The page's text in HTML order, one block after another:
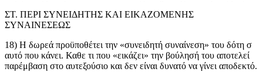
ΣΤ. ΠΕΡΙ ΣΥΝΕΙΔΗΤΗΣ ΚΑΙ ΕΙΚΑΖΟΜΕΝΗΣ
ΣΥΝΑΙΝΕΣΕΩΣ
18) Η δωρεά προϋποθέτει την «συνειδητή συναίνεση» του δότη σ
αυτό που κάνει. Καθε τι που «εικάζει» την βούλησή του αποτελεί
παρέμβαση στο αυτεξούσιο και δεν είναι δυνατό να γίνει αποδεκτό.